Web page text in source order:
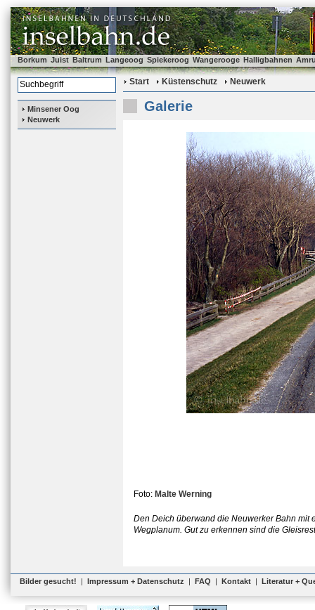
Borkum Juist Baltrum Langeoog Spiekeroog Wangerooge Halligbahnen
Minsener Oog
Neuwerk
Start Küstenschutz Neuwerk
Galerie
Foto: Malte Werning
Den Deich überwand die Neuwerker Bahn
Wegplanum. Gut zu erkennen sind die
Bilder gesucht! | Impressum + Datenschutz | FAQ | Kontakt | Literatur +